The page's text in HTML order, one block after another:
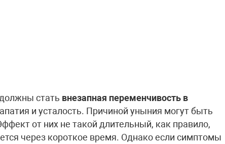
стать внезапная переменчивость в
и усталость. Причиной уныния могут быть
от них не такой длительный, как правило,
через короткое время. Однако если симптомы